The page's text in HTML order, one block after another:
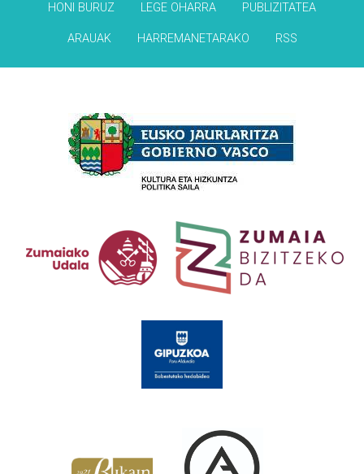
HONI BURUZ LEGE OHARRA PUBLIZITATEA
ARAUAK HARREMANETARAKO RSS